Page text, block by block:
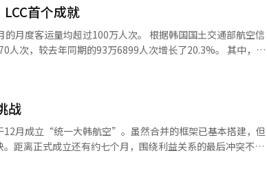
华航空的战略是建立罗马尼亚下一
场的无人系统业务。实际上，韩华航空在今年2月已在当地
），以建立在欧洲的本地生产基础。 H-ACE欧洲工
1055平方米（约5万4000坪），配备先进的组装线、性能验
年7月签署的价值1.38万亿韩元的K9自走炮54门和K10弹药
马尼亚的产业参与率提高至80%。”※ 本报道经人工智能
力紧密相连。尤其在航空、半导体和能源等战略性产业中，
而如今则是通过国家权力直接保障本国企业的市场。 波音正
技术、供应链、高级就业和军事技术紧密相连，是美国的核
和劳动力市场相连。总统亲自参与销售外交的原因正是如
中东访问时，都会宣布大规模的飞机合同，而与中国的关系
中关系的复杂性。两国在关税、技术和安全问题上激烈冲
航空市场之一，而波音也无法放弃中国市场。从中国的角度
成为经济逻辑与外交战略共同作用的领域。 此次宣布还揭示
，实际上更接近于国家之间的竞争。美国总统亲自参与企业
市场竞争的背后，依然有强大的国家权力在运作。 尤其是航
首个成就
100万人次。 根据韩国国土交通部航空信
较去年同期的93万6899人次增长了20.3%。 其中，国
增长11.7%；国际航线的客运量从54万9470人次增加至69
23.1%。 济州航空的客座率也高于LCC
率89.5%高出2.4个百分点。国内航线的客座率为97%，国际
并自3月29日起在金浦至济州航线增加了每天往返4班的航
战
12月成立“统一大韩航空”。虽然合并的框架已基本搭建，但
距离正式成立还有约七个月，围绕利益关系的最后冲突不可
签署了合并协议，并确定了统一航空的成立日期为今年12月